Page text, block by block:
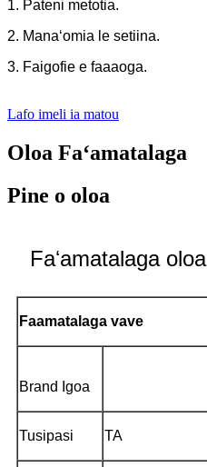
1. Pateni metotia.
2. Manaʻomia le setiina.
3. Faigofie e faaaoga.
Lafo imeli ia matou
Oloa Faʻamatalaga
Pine o oloa
Faʻamatalaga oloa
Faamatalaga vave
Brand Igoa
Tusipasi TA